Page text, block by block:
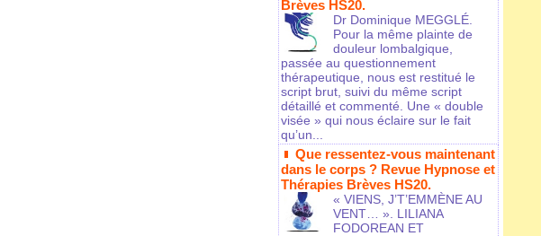
Brèves HS20.
Dr Dominique MEGGLÉ.
Pour la même plainte de
douleur lombalgique,
passée au questionnement
thérapeutique, nous est restitué le
script brut, suivi du même script
détaillé et commenté. Une « double
visée » qui nous éclaire sur le fait
qu’un...
Que ressentez-vous maintenant
dans le corps ? Revue Hypnose et
Thérapies Brèves HS20.
« VIENS, J’T’EMMÈNE AU
VENT… ». LILIANA
FODOREAN ET